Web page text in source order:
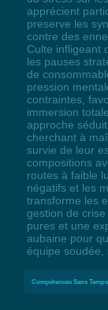
apprécient
preserve les
contre des
Culte infligeant
les pauses
de
pression
contraintes,
immersion
approche
cherchant à
survie de leur
compositions
routes à faible
négatifs et les
transforme les
gestion de
pures et une
aubaine pour
équipe soudée,
Compétences Sans